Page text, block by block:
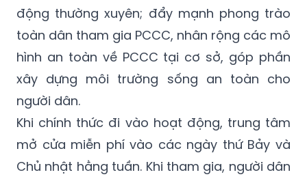
động thường xuyên; đẩy mạnh phong trào
toàn dân tham gia PCCC, nhân rộng các mô
hình an toàn về PCCC tại cơ sở, góp phần
xây dựng môi trường sống an toàn cho
người dân.
Khi chính thức đi vào hoạt động, trung tâm
mở cửa miễn phí vào các ngày thứ Bảy và
Chủ nhật hằng tuần. Khi tham gia, người dân